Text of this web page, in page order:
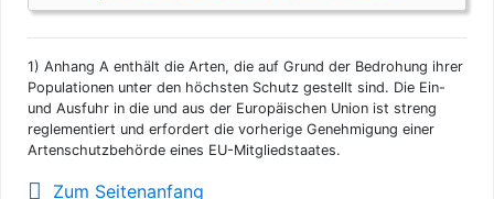
1) Anhang A enthält die Arten, die auf Grund der Bedrohung ihrer
Populationen unter den höchsten Schutz gestellt sind. Die Ein-
und Ausfuhr in die und aus der Europäischen Union ist streng
reglementiert und erfordert die vorherige Genehmigung einer
Artenschutzbehörde eines EU-Mitgliedstaates.
Zum Seitenanfang